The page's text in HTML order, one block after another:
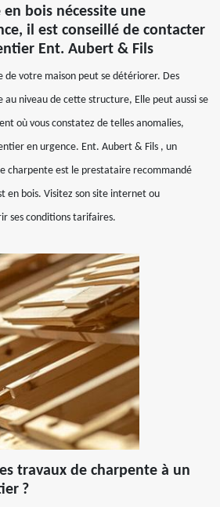
bois nécessite une
il est conseillé de contacter
Ent. Aubert & Fils
de votre maison peut se détériorer. Des
au niveau de cette structure, Elle peut aussi se
où vous constatez de telles anomalies,
en urgence. Ent. Aubert & Fils , un
charpente est le prestataire recommandé
en bois. Visitez son site internet ou
ses conditions tarifaires.
travaux de charpente à un
?